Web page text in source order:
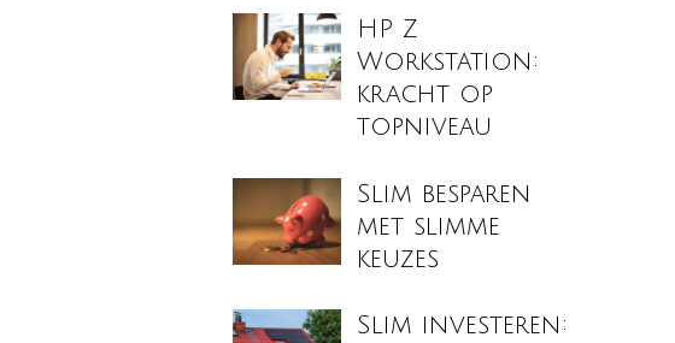
HP Z
Workstation:
kracht op
topniveau
Slim besparen
met slimme
keuzes
Slim investeren: